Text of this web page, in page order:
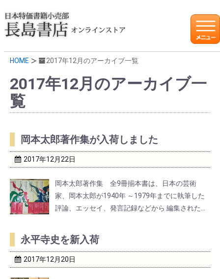
HOME 2017年12月のアーカイブ一覧
2017年12月のアーカイブ一
覧
岡本太郎著作集が入荷しました
2017年12月22日
岡本太郎著作集 全9冊揃本書は、日本の芸術
家、岡本太郎が1940年 ～1979年までに執筆した
評論、エッセイ、発言記録などから 編集された、
永平寺史を新入荷
2017年12月20日